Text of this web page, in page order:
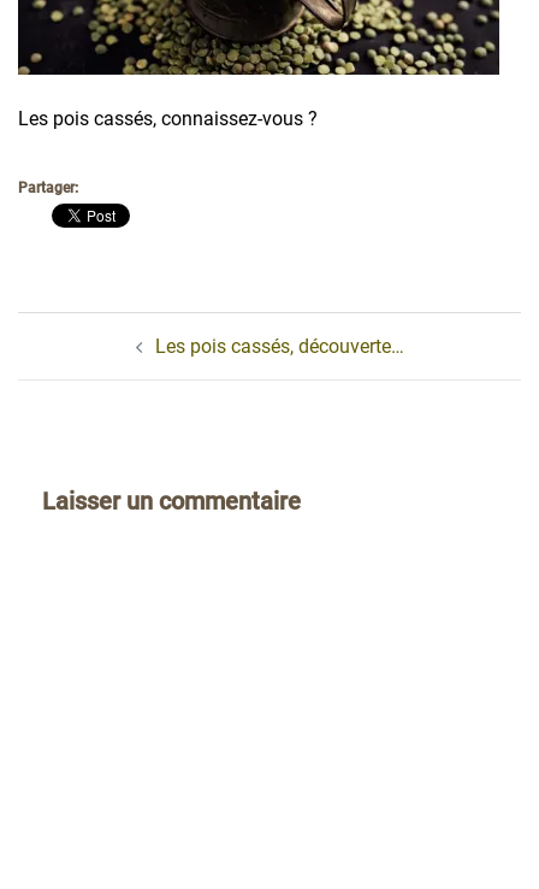
Les pois cassés, connaissez-vous ?
Partager:
Les pois cassés, découverte…
Laisser un commentaire